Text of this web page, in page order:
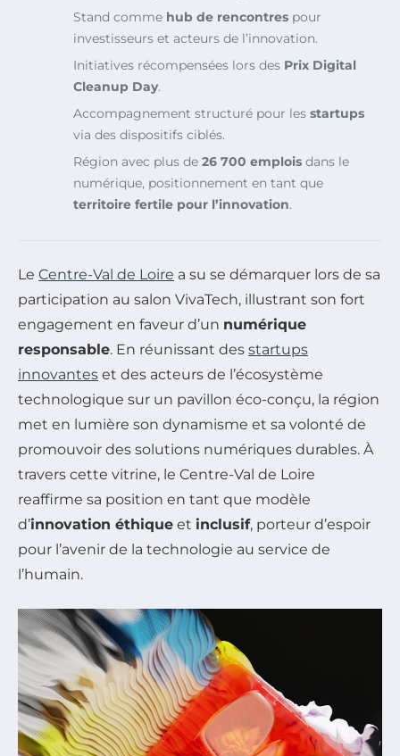
Stand comme hub de rencontres pour
investisseurs et acteurs de l’innovation.
Initiatives récompensées lors des Prix Digital
Cleanup Day.
Accompagnement structuré pour les startups
via des dispositifs ciblés.
Région avec plus de 26 700 emplois dans le
numérique, positionnement en tant que
territoire fertile pour l’innovation.
Le Centre-Val de Loire a su se démarquer lors de sa
participation au salon VivaTech, illustrant son fort
engagement en faveur d’un numérique
responsable. En réunissant des startups
innovantes et des acteurs de l’écosystème
technologique sur un pavillon éco-conçu, la région
met en lumière son dynamisme et sa volonté de
promouvoir des solutions numériques durables. À
travers cette vitrine, le Centre-Val de Loire
reaffirme sa position en tant que modèle
d’innovation éthique et inclusif, porteur d’espoir
pour l’avenir de la technologie au service de
l’humain.